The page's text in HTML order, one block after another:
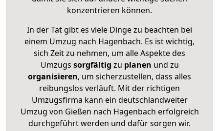
konzentrieren können.
In der Tat gibt es viele Dinge zu beachten bei
einem Umzug nach Hagenbach. Es ist wichtig,
sich Zeit zu nehmen, um alle Aspekte des
Umzugs sorgfältig zu planen und zu
organisieren, um sicherzustellen, dass alles
reibungslos verläuft. Mit der richtigen
Umzugsfirma kann ein deutschlandweiter
Umzug von Gießen nach Hagenbach erfolgreich
durchgeführt werden und dafür sorgen wir.